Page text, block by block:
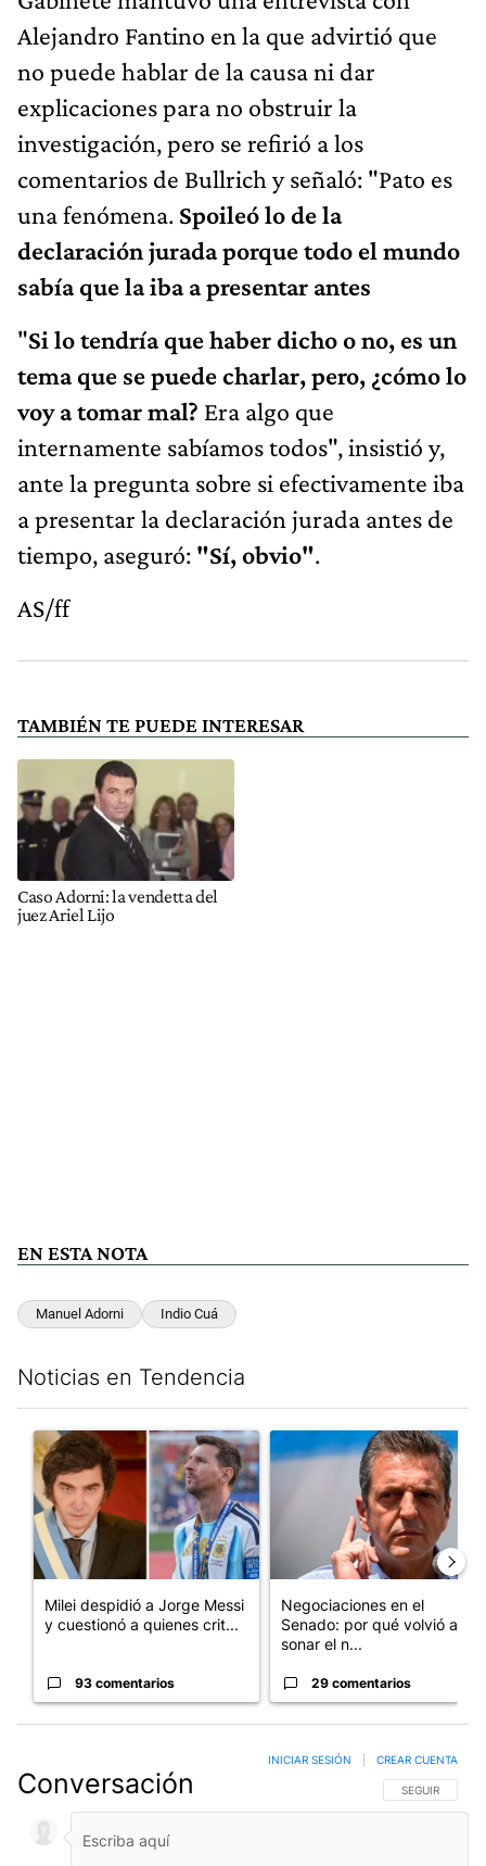
Alejandro Fantino en la que advirtió que
no puede hablar de la causa ni dar
explicaciones para no obstruir la
investigación, pero se refirió a los
comentarios de Bullrich y señaló: "Pato es
una fenómena. Spoileó lo de la
declaración jurada porque todo el mundo
sabía que la iba a presentar antes
"Si lo tendría que haber dicho o no, es un
tema que se puede charlar, pero, ¿cómo lo
voy a tomar mal? Era algo que
internamente sabíamos todos", insistió y,
ante la pregunta sobre si efectivamente iba
a presentar la declaración jurada antes de
tiempo, aseguró: "Sí, obvio".
AS/ff
TAMBIÉN TE PUEDE INTERESAR
Caso Adorni: la vendetta del
juez Ariel Lijo
EN ESTA NOTA
Manuel Adorni Indio Cuá
Noticias en Tendencia
Un artículo de tendencia con el título "Milei despidió a Jorge
Milei despidió a Jorge Messi
y cuestionó a quienes crit...
93 comentarios
Un artículo de tendencia
Negociaciones en el
Senado: por qué volvió a
sonar el n...
29 comentarios
Conversación SIGA ESTA
SEGUIR
INICIAR SESIÓN CREAR CUENTA